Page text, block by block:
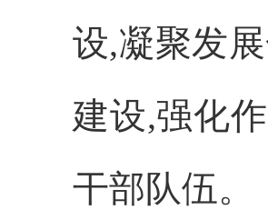
设,凝聚发
建设,强化
干部队伍。